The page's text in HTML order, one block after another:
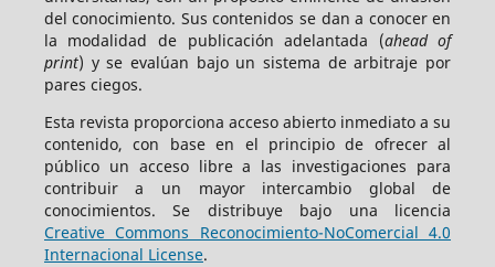
del conocimiento. Sus contenidos se dan a conocer en
la modalidad de publicación adelantada (ahead of
print) y se evalúan bajo un sistema de arbitraje por
pares ciegos.
Esta revista proporciona acceso abierto inmediato a su
contenido, con base en el principio de ofrecer al
público un acceso libre a las investigaciones para
contribuir a un mayor intercambio global de
conocimientos. Se distribuye bajo una licencia
Creative Commons Reconocimiento-NoComercial 4.0
Internacional License.